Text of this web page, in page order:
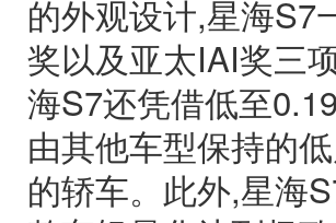
的外观设计,星海S7
奖以及亚太IAI奖三
海S7还凭借低至
由其他车型保持的
的轿车。此外,星海